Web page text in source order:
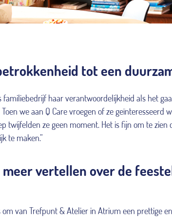
tot een
familiebedrijf haar verantwoordelijkheid als het
we aan Q Care vroegen of ze
twijfelden ze geen moment. Het is fijn om te zien
te maken.”
meer vertellen over de
om van Trefpunt & Atelier in Atrium een prettige